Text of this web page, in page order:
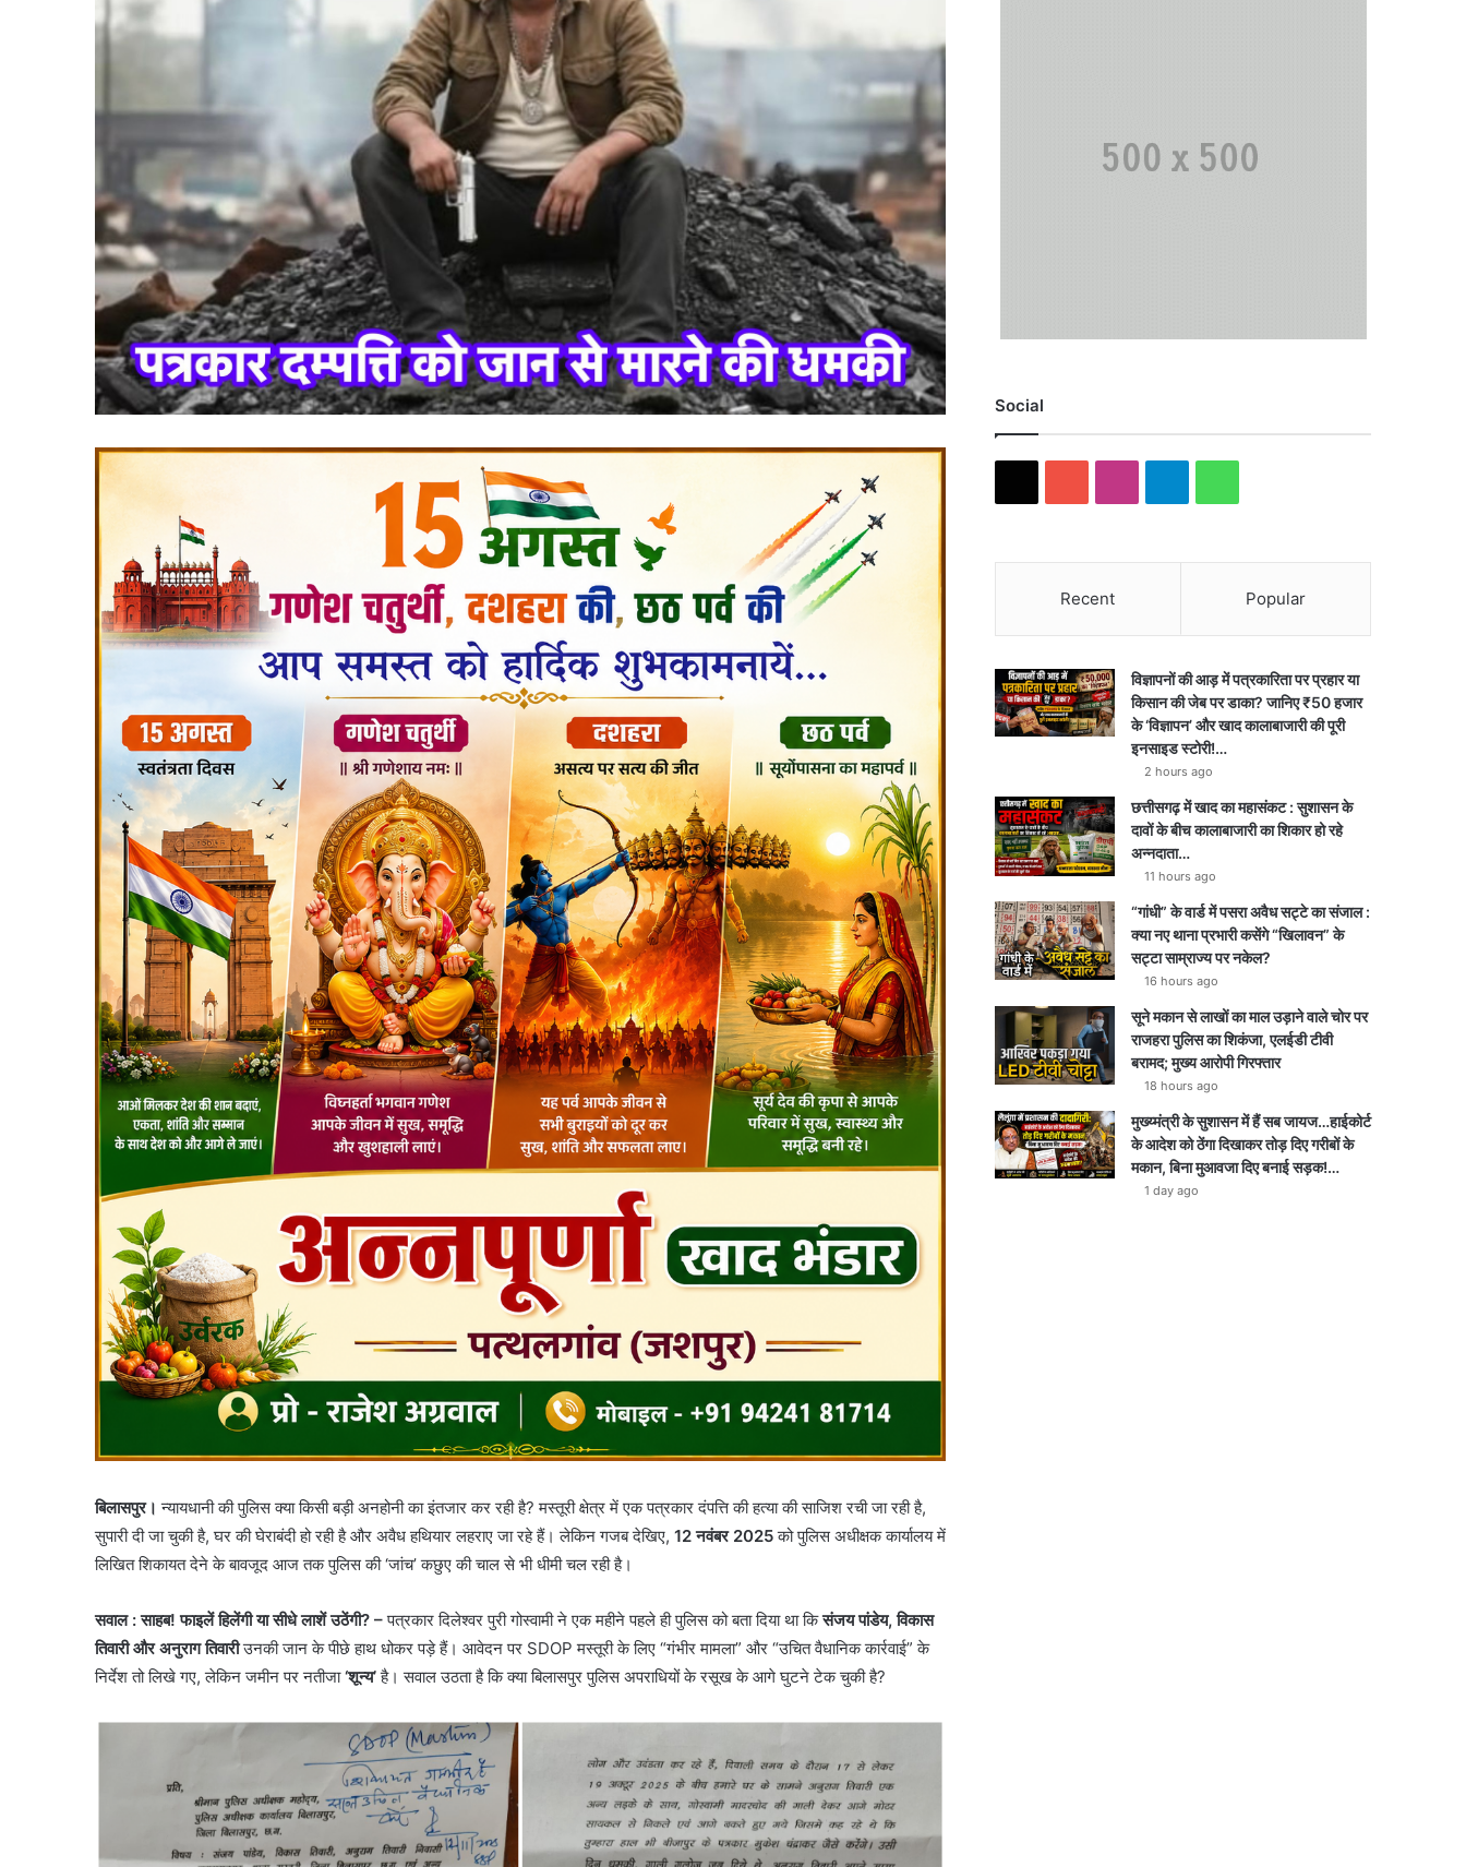
बिलासपुर। न्यायधानी की पुलिस क्या किसी बड़ी अनहोनी का इंतजार कर रही है? मस्तूरी क्षेत्र में एक पत्रकार दंपत्ति की हत्या की साजिश रची जा रही है,
सुपारी दी जा चुकी है, घर की घेराबंदी हो रही है और अवैध हथियार लहराए जा रहे हैं। लेकिन गजब देखिए, 12 नवंबर 2025को पुलिस अधीक्षक कार्यालय में
लिखित शिकायत देने के बावजूद आज तक पुलिस की ‘जांच’ कछुए की चाल से भी धीमी चल रही है।
सवाल : साहब! फाइलें हिलेंगी या सीधे लाशें उठेंगी? –पत्रकार दिलेश्वर पुरी गोस्वामी ने एक महीने पहले ही पुलिस को बता दिया था किसंजय पांडेय, विकास
तिवारी और अनुराग तिवारीउनकी जान के पीछे हाथ धोकर पड़े हैं। आवेदन पर SDOP मस्तूरी के लिए “गंभीर मामला” और “उचित वैधानिक कार्रवाई” के
निर्देश तो लिखे गए, लेकिन जमीन पर नतीजा‘शून्य’है। सवाल उठता है कि क्या बिलासपुर पुलिस अपराधियों के रसूख के आगे घुटने टेक चुकी है?
Social
Recent Popular
विज्ञापनों की आड़ में पत्रकारिता पर प्रहार या
किसान की जेब पर डाका? जानिए ₹50 हजार
के ‘विज्ञापन’ और खाद कालाबाजारी की पूरी
इनसाइड स्टोरी!…
2 hours ago
छत्तीसगढ़ में खाद का महासंकट : सुशासन के
दावों के बीच कालाबाजारी का शिकार हो रहे
अन्नदाता…
11 hours ago
“गांधी” के वार्ड में पसरा अवैध सट्टे का संजाल :
क्या नए थाना प्रभारी कसेंगे “खिलावन” के
सट्टा साम्राज्य पर नकेल?
16 hours ago
सूने मकान से लाखों का माल उड़ाने वाले चोर पर
राजहरा पुलिस का शिकंजा, एलईडी टीवी
बरामद; मुख्य आरोपी गिरफ्तार
18 hours ago
मुख्य्मंत्री के सुशासन में हैं सब जायज…हाईकोर्ट
के आदेश को ठेंगा दिखाकर तोड़ दिए गरीबों के
मकान, बिना मुआवजा दिए बनाई सड़क!…
1 day ago